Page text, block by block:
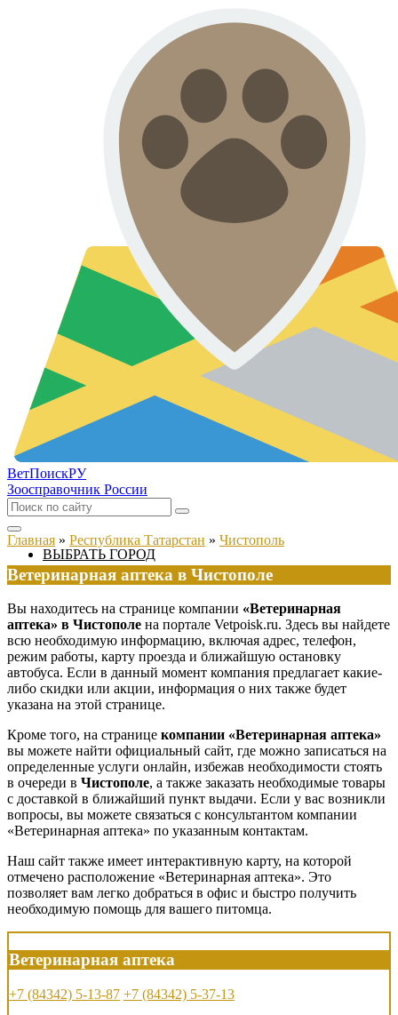
ВетПоискРУ
Зоосправочник России
ВЫБРАТЬ ГОРОД
Главная » Республика Татарстан » Чистополь
Ветеринарная аптека в Чистополе
Вы находитесь на странице компании «Ветеринарная
аптека» в Чистополе на портале Vetpoisk.ru. Здесь вы найдете
всю необходимую информацию, включая адрес, телефон,
режим работы, карту проезда и ближайшую остановку
автобуса. Если в данный момент компания предлагает какие-
либо скидки или акции, информация о них также будет
указана на этой странице.
Кроме того, на странице компании «Ветеринарная аптека»
вы можете найти официальный сайт, где можно записаться на
определенные услуги онлайн, избежав необходимости стоять
в очереди в Чистополе, а также заказать необходимые товары
с доставкой в ближайший пункт выдачи. Если у вас возникли
вопросы, вы можете связаться с консультантом компании
«Ветеринарная аптека» по указанным контактам.
Наш сайт также имеет интерактивную карту, на которой
отмечено расположение «Ветеринарная аптека». Это
позволяет вам легко добраться в офис и быстро получить
необходимую помощь для вашего питомца.
Ветеринарная аптека
+7 (84342) 5-13-87 +7 (84342) 5-37-13